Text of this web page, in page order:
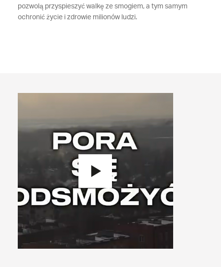
pozwolą przyspieszyć walkę ze smogiem, a tym samym
ochronić życie i zdrowie milionów ludzi.